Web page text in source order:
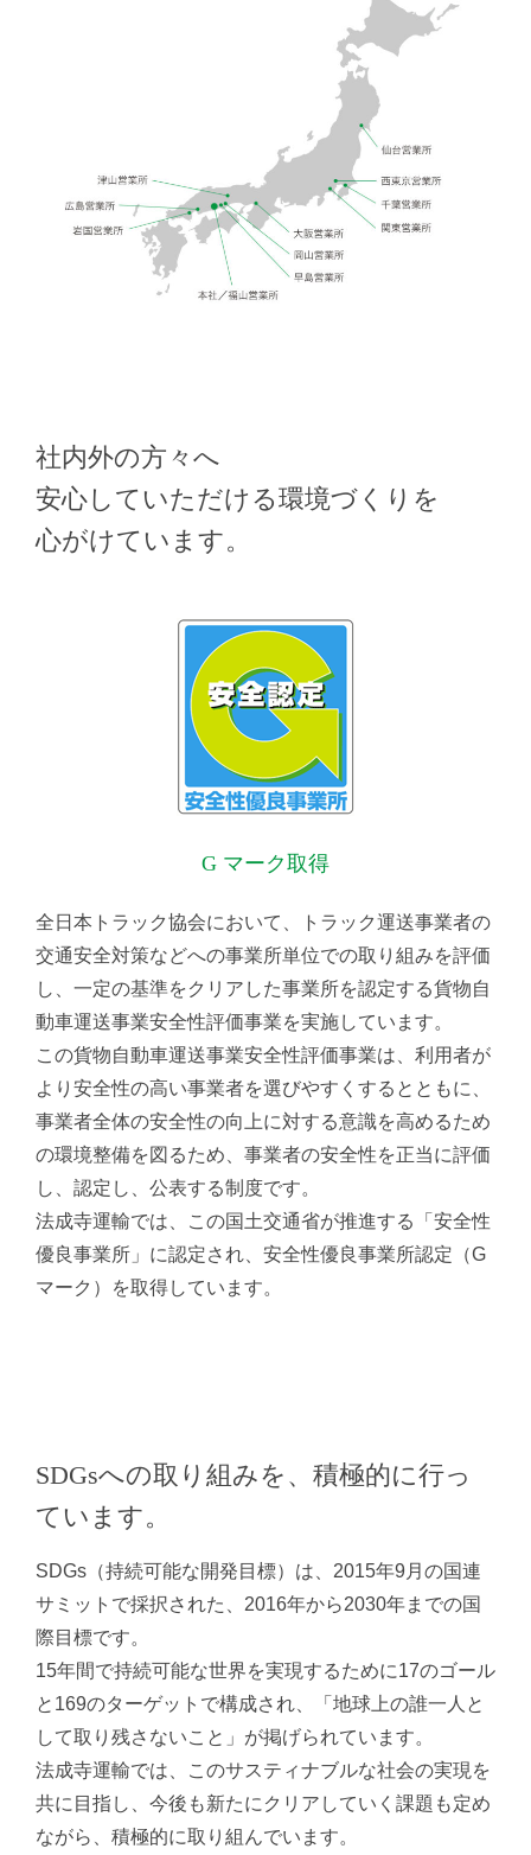
社内外の方々へ
安心していただける環境づくりを
心がけています。
G マーク取得
全日本トラック協会において、トラック運送事業者の
交通安全対策などへの事業所単位での取り組みを評価
し、一定の基準をクリアした事業所を認定する貨物自
動車運送事業安全性評価事業を実施しています。
この貨物自動車運送事業安全性評価事業は、利用者が
より安全性の高い事業者を選びやすくするとともに、
事業者全体の安全性の向上に対する意識を高めるため
の環境整備を図るため、事業者の安全性を正当に評価
し、認定し、公表する制度です。
法成寺運輸では、この国土交通省が推進する「安全性
優良事業所」に認定され、安全性優良事業所認定（G
マーク）を取得しています。
SDGsへの取り組みを、積極的に行っ
ています。
SDGs（持続可能な開発目標）は、2015年9月の国連
サミットで採択された、2016年から2030年までの国
際目標です。
15年間で持続可能な世界を実現するために17のゴール
と169のターゲットで構成され、「地球上の誰一人と
して取り残さないこと」が掲げられています。
法成寺運輸では、このサスティナブルな社会の実現を
共に目指し、今後も新たにクリアしていく課題も定め
ながら、積極的に取り組んでいます。